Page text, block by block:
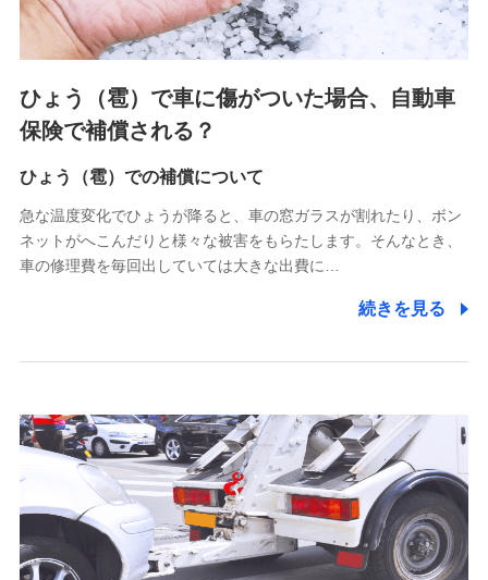
各種セミナーの案内、開催のため
上記に係る連絡・手続き・管理等付帯業務を行うため
4.家族・友達紹介にて取得した個人情報
被紹介者への連絡、及び当社と取引のあるもしくは委託を受
けている保険会社・提携会社の保険その他に関する情報を提
供し、金融商品等の契約を勧奨するため
アンケートやキャンペーン等の実施のため
上記に係る連絡・手続き・管理等付帯業務を行うため
5.通話録音にて取得する情報
7.社員（従業者）の個人情報
人事･勤怠･健康・労務等の管理、給与支給、福利厚生・採用
退職関連処理等の各種手続きのため、当社と従業員または従
業員同士の連絡のため
8.取引先個人情報
ひょう（雹）で車に傷がついた場合、自動車
保険で補償される？
ひょう（雹）での補償について
急な温度変化でひょうが降ると、車の窓ガラスが割れたり、ボン
ネットがへこんだりと様々な被害をもらたします。そんなとき、
車の修理費を毎回出していては大きな出費に…
続きを見る